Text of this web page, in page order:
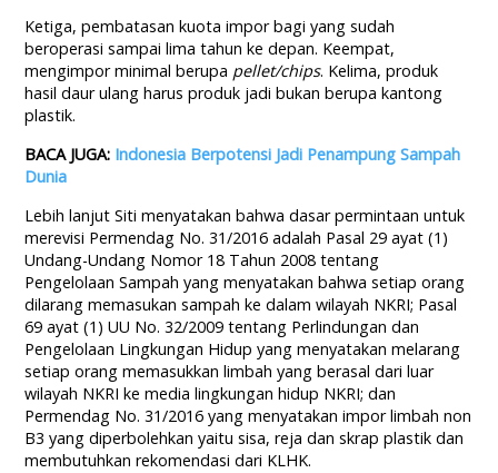
Ketiga, pembatasan kuota impor bagi yang sudah
beroperasi sampai lima tahun ke depan. Keempat,
mengimpor minimal berupa pellet/chips. Kelima, produk
hasil daur ulang harus produk jadi bukan berupa kantong
plastik.
BACA JUGA: Indonesia Berpotensi Jadi Penampung Sampah
Dunia
Lebih lanjut Siti menyatakan bahwa dasar permintaan untuk
merevisi Permendag No. 31/2016 adalah Pasal 29 ayat (1)
Undang-Undang Nomor 18 Tahun 2008 tentang
Pengelolaan Sampah yang menyatakan bahwa setiap orang
dilarang memasukan sampah ke dalam wilayah NKRI; Pasal
69 ayat (1) UU No. 32/2009 tentang Perlindungan dan
Pengelolaan Lingkungan Hidup yang menyatakan melarang
setiap orang memasukkan limbah yang berasal dari luar
wilayah NKRI ke media lingkungan hidup NKRI; dan
Permendag No. 31/2016 yang menyatakan impor limbah non
B3 yang diperbolehkan yaitu sisa, reja dan skrap plastik dan
membutuhkan rekomendasi dari KLHK.